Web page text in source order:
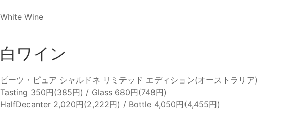
White Wine
白ワイン
ピーツ・ピュア シャルドネ リミテッド エディション(オーストラリア)
Tasting 350円(385円) / Glass 680円(748円)
HalfDecanter 2,020円(2,222円) / Bottle 4,050円(4,455円)